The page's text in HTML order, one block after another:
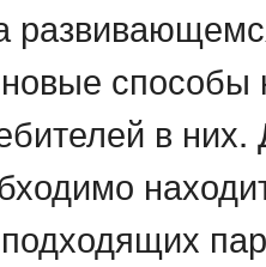
способы
в них.